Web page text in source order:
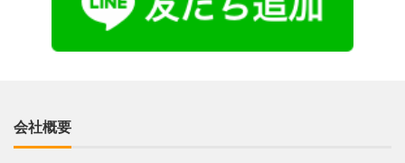
会社概要